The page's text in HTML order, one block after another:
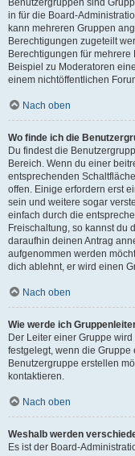
in für die Board-
kann mehreren Gruppen
Berechtigungen zugeteilt
Berechtigungen für
Beispiel zu Moderatoren
einem nichtöffentlichen
Nach oben
Wo finde ich die
Du findest die
Bereich. Wenn du einer
entsprechenden
offen. Einige erfordern erst
sein und weitere sogar
einfach durch die
Freischaltung, so kannst du
daraufhin deinen Antrag
aufgenommen werden
dich ablehnt, er wird einen
Nach oben
Wie werde ich
Der Leiter einer Gruppe
festgelegt, wenn die
Benutzergruppe erstellen
kontaktieren.
Nach oben
Weshalb werden
Es ist der Board-